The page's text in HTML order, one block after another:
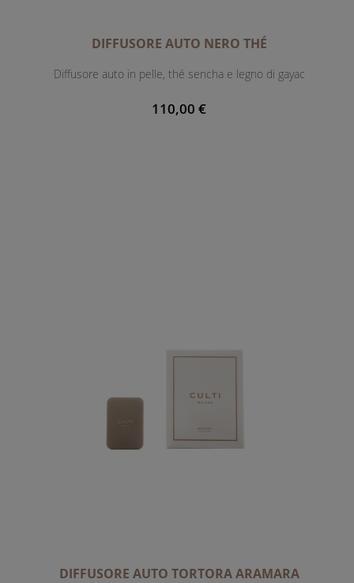
DIFFUSORE AUTO NERO THÉ
Diffusore auto in pelle, thé sencha e legno di gayac
110,00 €
DIFFUSORE AUTO TORTORA ARAMARA